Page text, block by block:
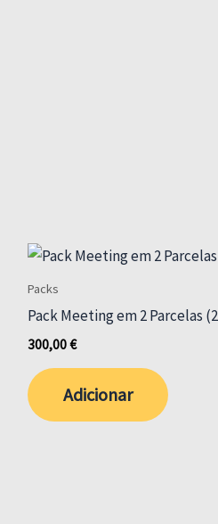
Packs
Pack Meeting em 2 Parcelas
300,00€
Adicionar